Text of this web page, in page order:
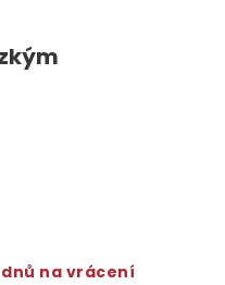
dnů na vrácení